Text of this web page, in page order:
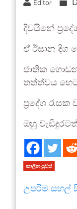
Editor
දිවයිනේ
ඒ ඊසාන දිග
ජාතික
තත්ත්වය
ප්‍රදේශ
ඔහු
කාලීන පුවත්
උපරිම සහල්